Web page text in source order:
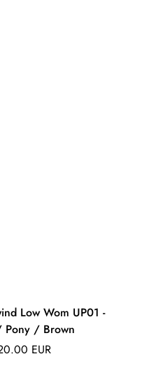
Low Wom UP01 -
Pony / Brown
EUR